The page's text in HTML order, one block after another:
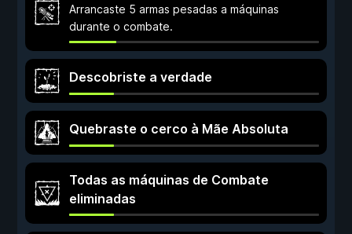
Arrancaste 5 armas pesadas a máquinas
durante o combate.
Descobriste a verdade
Quebraste o cerco à Mãe Absoluta
Todas as máquinas de Combate
eliminadas